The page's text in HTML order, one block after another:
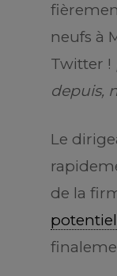
neufs à
Twitter !
depuis,
Le
de la
potentiel